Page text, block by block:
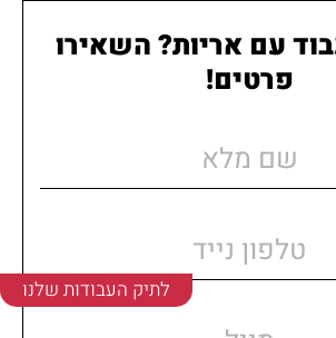
עם אריות? השאירו
פרטים!
לתיק העבודות שלנו